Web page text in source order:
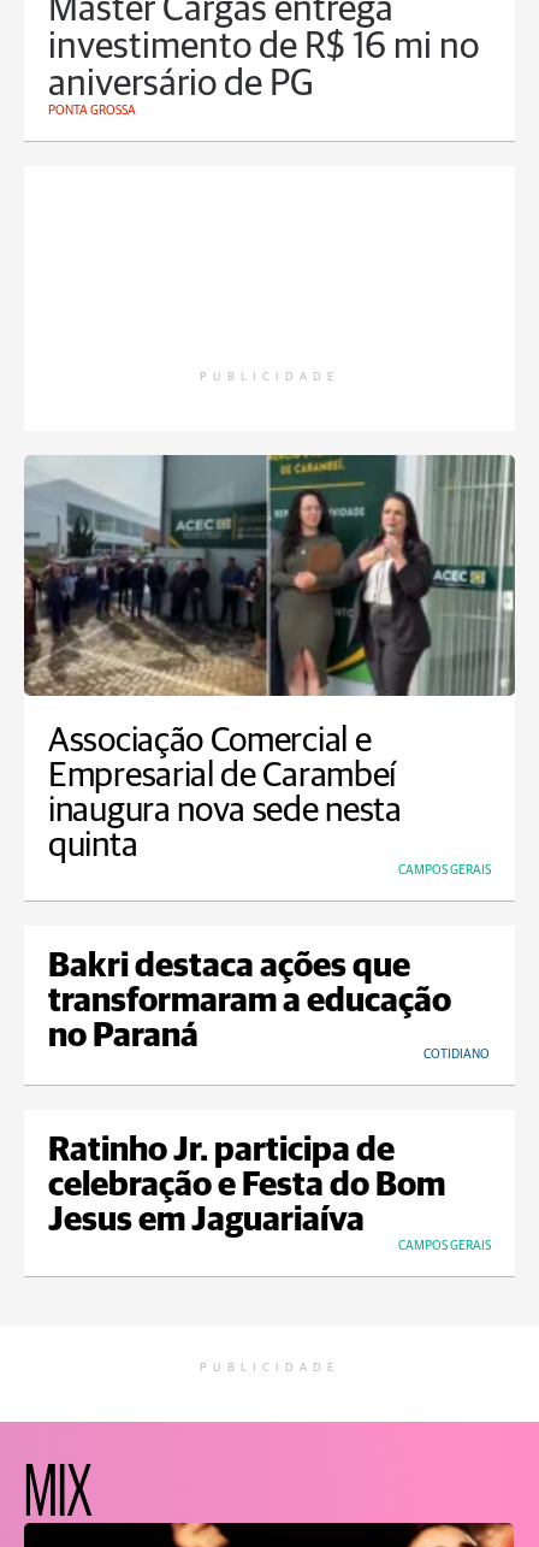
Master Cargas entrega
investimento de R$ 16 mi no
aniversário de PG
PONTA GROSSA
PUBLICIDADE
Associação Comercial e
Empresarial de Carambeí
inaugura nova sede nesta
quinta
CAMPOS GERAIS
Bakri destaca ações que
transformaram a educação
no Paraná
COTIDIANO
Ratinho Jr. participa de
celebração e Festa do Bom
Jesus em Jaguariaíva
CAMPOS GERAIS
PUBLICIDADE
MIX